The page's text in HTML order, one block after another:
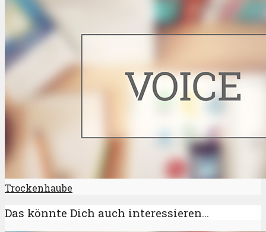
Trockenhaube
Das könnte Dich auch interessieren...